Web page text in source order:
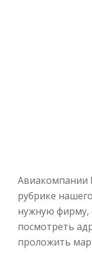
Авиакомпании
рубрике
нужную фирму,
посмотреть
проложить